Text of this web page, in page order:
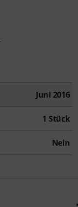
Juni 2016
1 Stück
Nein